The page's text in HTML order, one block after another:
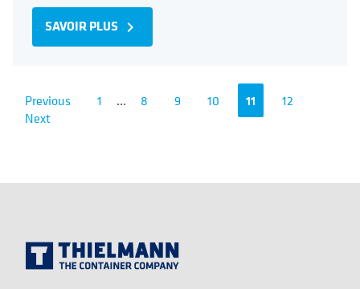
SAVOIR PLUS navigate_next
Previous 1 ... 8 9 10 11
12
Next